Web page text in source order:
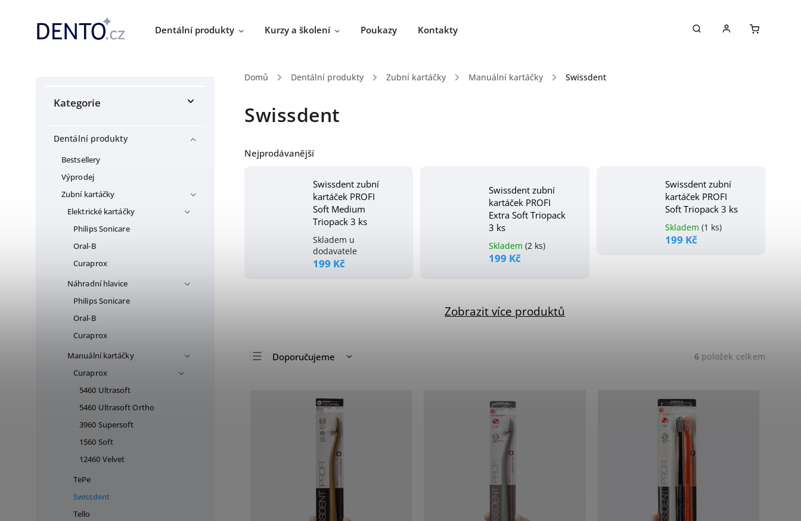
Dentální produkty Kurzy a školení Poukazy Kontakty
Domů / Dentální produkty / Zubní kartáčky / Manuální kartáčky / Swissdent
Kategorie
Dentální produkty
Bestsellery
Výprodej
Zubní kartáčky
Elektrické kartáčky
Philips Sonicare
Oral-B
Curaprox
Náhradní hlavice
Philips Sonicare
Oral-B
Curaprox
Manuální kartáčky
Curaprox
5460 Ultrasoft
5460 Ultrasoft Ortho
3960 Supersoft
1560 Soft
12460 Velvet
TePe
Swissdent
Tello
Swissdent
Nejprodávanější
Swissdent zubní
kartáček PROFI
Soft Medium
Triopack 3 ks
Skladem u
dodavatele
199 Kč
Swissdent zubní
kartáček PROFI
Extra Soft Triopack
3 ks
Skladem(2 ks)
199 Kč
Swissdent zubní
kartáček PROFI
Soft Triopack 3 ks
Skladem (1 ks)
199 Kč
Zobrazit více produktů
Doporučujeme
Nejprodávanější
6 položek celkem